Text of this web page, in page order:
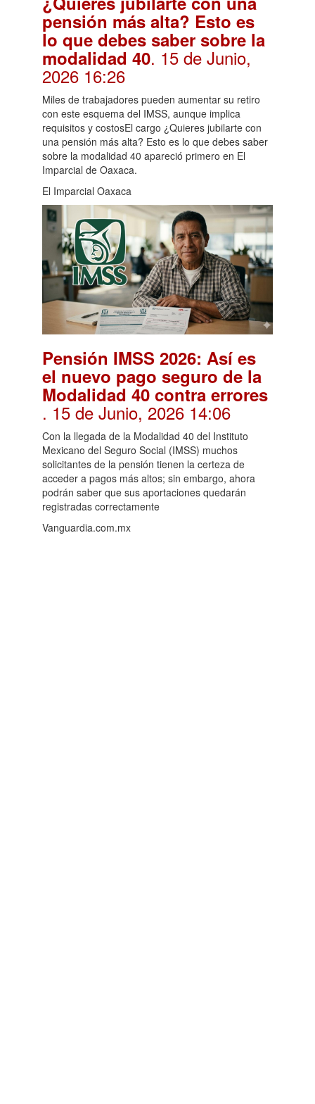
pensión más alta? Esto es
lo que debes saber sobre la
modalidad 40. 15 de Junio,
2026 16:26
Miles de trabajadores pueden aumentar su retiro
con este esquema del IMSS, aunque implica
requisitos y costosEl cargo ¿Quieres jubilarte con
una pensión más alta? Esto es lo que debes saber
sobre la modalidad 40 apareció primero en El
Imparcial de Oaxaca.
El Imparcial Oaxaca
Pensión IMSS 2026: Así es
el nuevo pago seguro de la
Modalidad 40 contra errores
. 15 de Junio, 2026 14:06
Con la llegada de la Modalidad 40 del Instituto
Mexicano del Seguro Social (IMSS) muchos
solicitantes de la pensión tienen la certeza de
acceder a pagos más altos; sin embargo, ahora
podrán saber que sus aportaciones quedarán
registradas correctamente
Vanguardia.com.mx